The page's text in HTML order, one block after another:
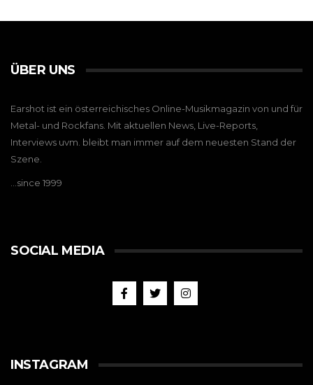
ÜBER UNS
Earshot ist ein österreichisches Online-Musikmagazin von und für
Metal- und Rockfans. Mit aktuellen News, Live-Reports,
Interviews uvm. bleibt man immer auf dem neuesten Stand der
Szene.
…since 1999
SOCIAL MEDIA
INSTAGRAM